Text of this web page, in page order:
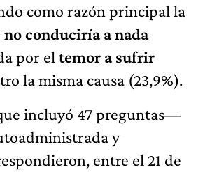
como razón principal la
no conduciría a nada
por el temor a sufrir
la misma causa (23,9%).
incluyó 47 preguntas—
y
entre el 21 de